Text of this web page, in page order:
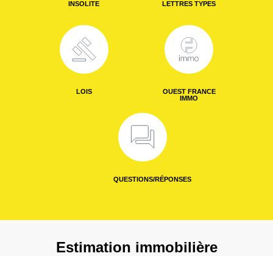
INSOLITE LETTRES TYPES
LOIS
OUEST FRANCE
IMMO
QUESTIONS/RÉPONSES
Estimation immobilière